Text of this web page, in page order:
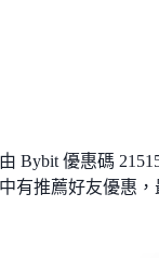
Bybit 優惠碼
有推薦好友優惠，